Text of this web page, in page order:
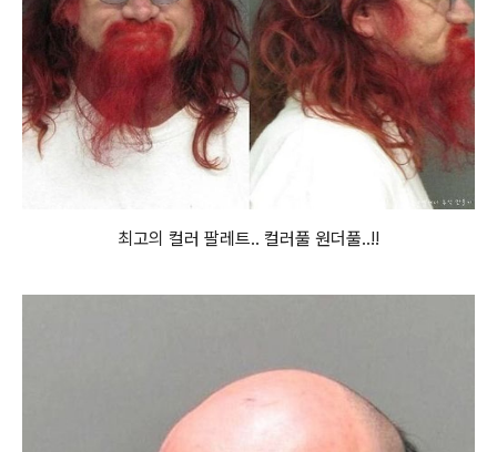
최고의 컬러 팔레트.. 컬러풀 원더풀..!!